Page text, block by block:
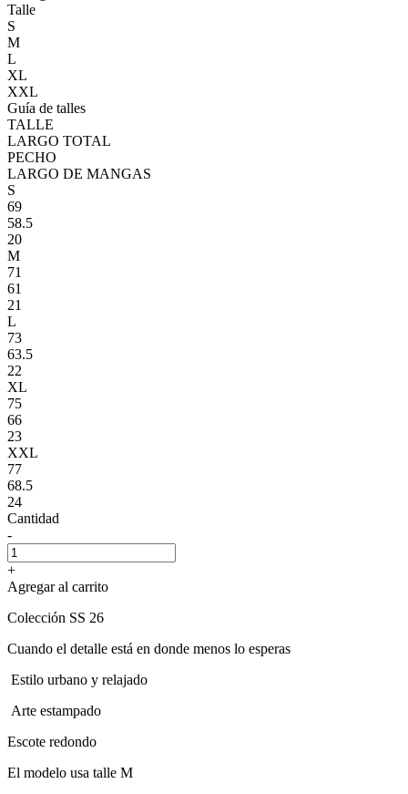
Talle
S
M
L
XL
XXL
Guía de talles
TALLE
LARGO TOTAL
PECHO
LARGO DE MANGAS
S
69
58.5
20
M
71
61
21
L
73
63.5
22
XL
75
66
23
XXL
77
68.5
24
Cantidad
-
+
Agregar al carrito
Colección SS 26
Cuando el detalle está en donde menos lo esperas
Estilo urbano y relajado
Arte estampado
Escote redondo
El modelo usa talle M